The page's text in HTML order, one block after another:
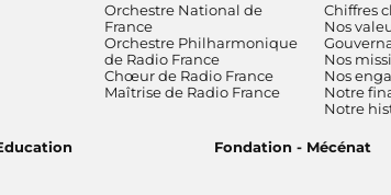
Orchestre National de
France
Orchestre Philharmonique
de Radio France
Chœur de Radio France
Maîtrise de Radio France
Chiffres
Nos
Nos
Nos
Notre
Notre
Fondation - Mécénat